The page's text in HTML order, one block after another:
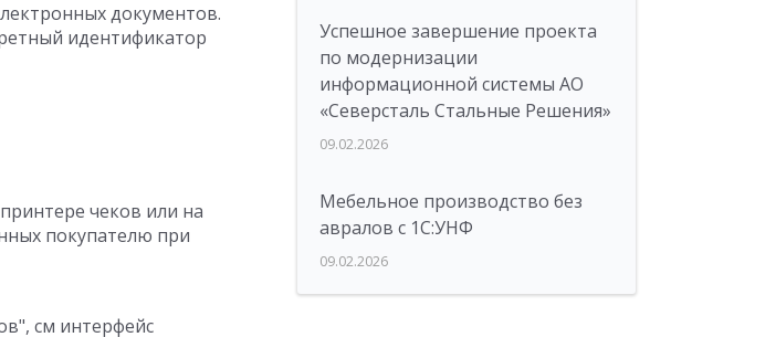
документов.
идентификатор
чеков или на
покупателю при
см интерфейс
Успешное завершение проекта
по модернизации
информационной системы АО
«Северсталь Стальные Решения»
09.02.2026
Мебельное производство без
авралов с 1С:УНФ
09.02.2026